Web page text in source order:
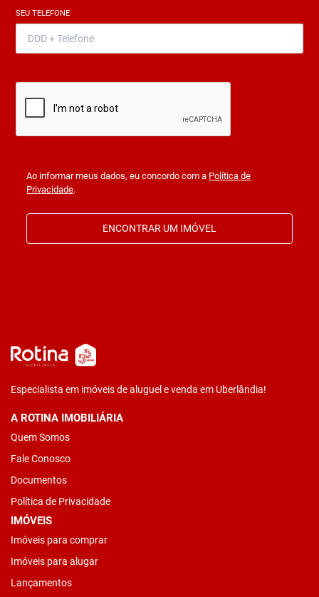
SEU TELEFONE
Ao informar meus dados, eu concordo com a Política de
Privacidade.
ENCONTRAR UM IMÓVEL
Especialista em imóveis de aluguel e venda em Uberlândia!
A ROTINA IMOBILIÁRIA
Quem Somos
Fale Conosco
Documentos
Política de Privacidade
IMÓVEIS
Imóveis para comprar
Imóveis para alugar
Lançamentos